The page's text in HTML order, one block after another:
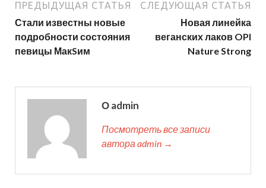
ПРЕДЫДУЩАЯ СТАТЬЯ
Стали известны новые
подробности состояния
певицы МакSим
СЛЕДУЮЩАЯ СТАТЬЯ
Новая линейка
веганских лаков OPI
Nature Strong
О admin
Посмотреть все записи
автора admin →